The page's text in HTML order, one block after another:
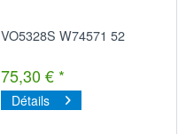
VO5328S W74571 52
75,30 € *
Détails